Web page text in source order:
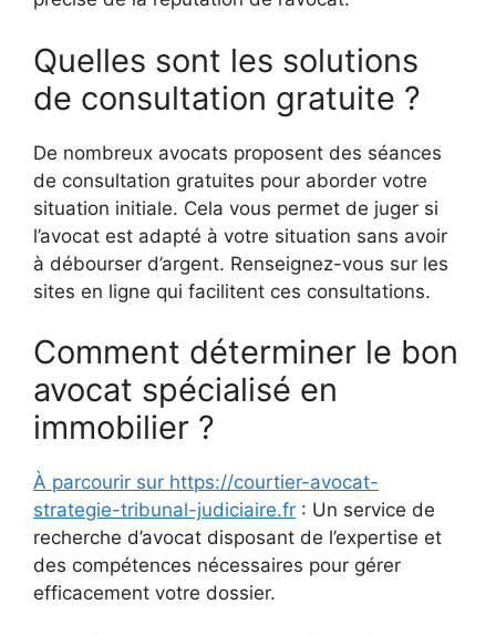
Quelles sont les solutions
de consultation gratuite ?
De nombreux avocats proposent des séances
de consultation gratuites pour aborder votre
situation initiale. Cela vous permet de juger si
l’avocat est adapté à votre situation sans avoir
à débourser d’argent. Renseignez-vous sur les
sites en ligne qui facilitent ces consultations.
Comment déterminer le bon
avocat spécialisé en
immobilier ?
À parcourir sur https://courtier-avocat-
strategie-tribunal-judiciaire.fr : Un service de
recherche d’avocat disposant de l’expertise et
des compétences nécessaires pour gérer
efficacement votre dossier.